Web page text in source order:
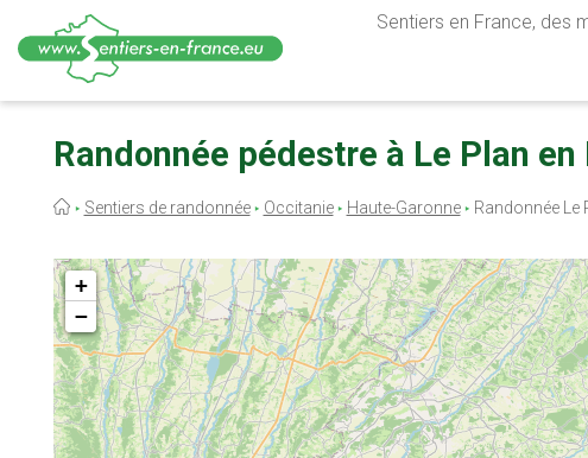
contenu
Sentiers en France, des
Randonnée pédestre à Le Plan
Fil
Sentiers de randonnée Occitanie Haute-Garonne Randonnée Le
+
−